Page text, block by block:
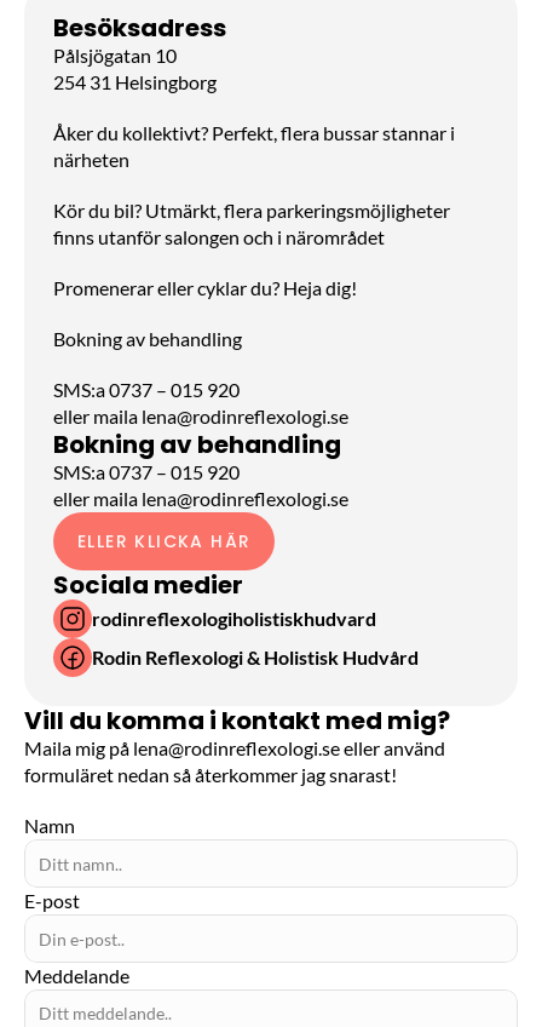
Kundernas egna ord
Kontakt
Besöksadress
Pålsjögatan 10
254 31 Helsingborg
Åker du kollektivt? Perfekt, flera bussar stannar i
närheten
Kör du bil? Utmärkt, flera parkeringsmöjligheter
finns utanför salongen och i närområdet
Promenerar eller cyklar du? Heja dig!
Bokning av behandling
SMS:a 0737 – 015 920
eller maila lena@rodinreflexologi.se
Bokning av behandling
SMS:a 0737 – 015 920
eller maila lena@rodinreflexologi.se
ELLER KLICKA HÄR
Sociala medier
rodinreflexologiholistiskhudvard
Rodin Reflexologi & Holistisk Hudvård
Vill du komma i kontakt med mig?
Maila mig på lena@rodinreflexologi.seeller använd
formuläret nedan så återkommer jag snarast!
Namn
E-post
Meddelande